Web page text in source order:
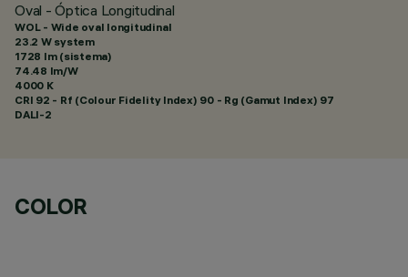
Oval - Óptica Longitudinal
WOL - Wide oval longitudinal
23.2 W system
1728 lm (sistema)
74.48 lm/W
4000 K
CRI 92 - Rf (Colour Fidelity Index) 90 - Rg (Gamut Index) 97
DALI-2
COLOR